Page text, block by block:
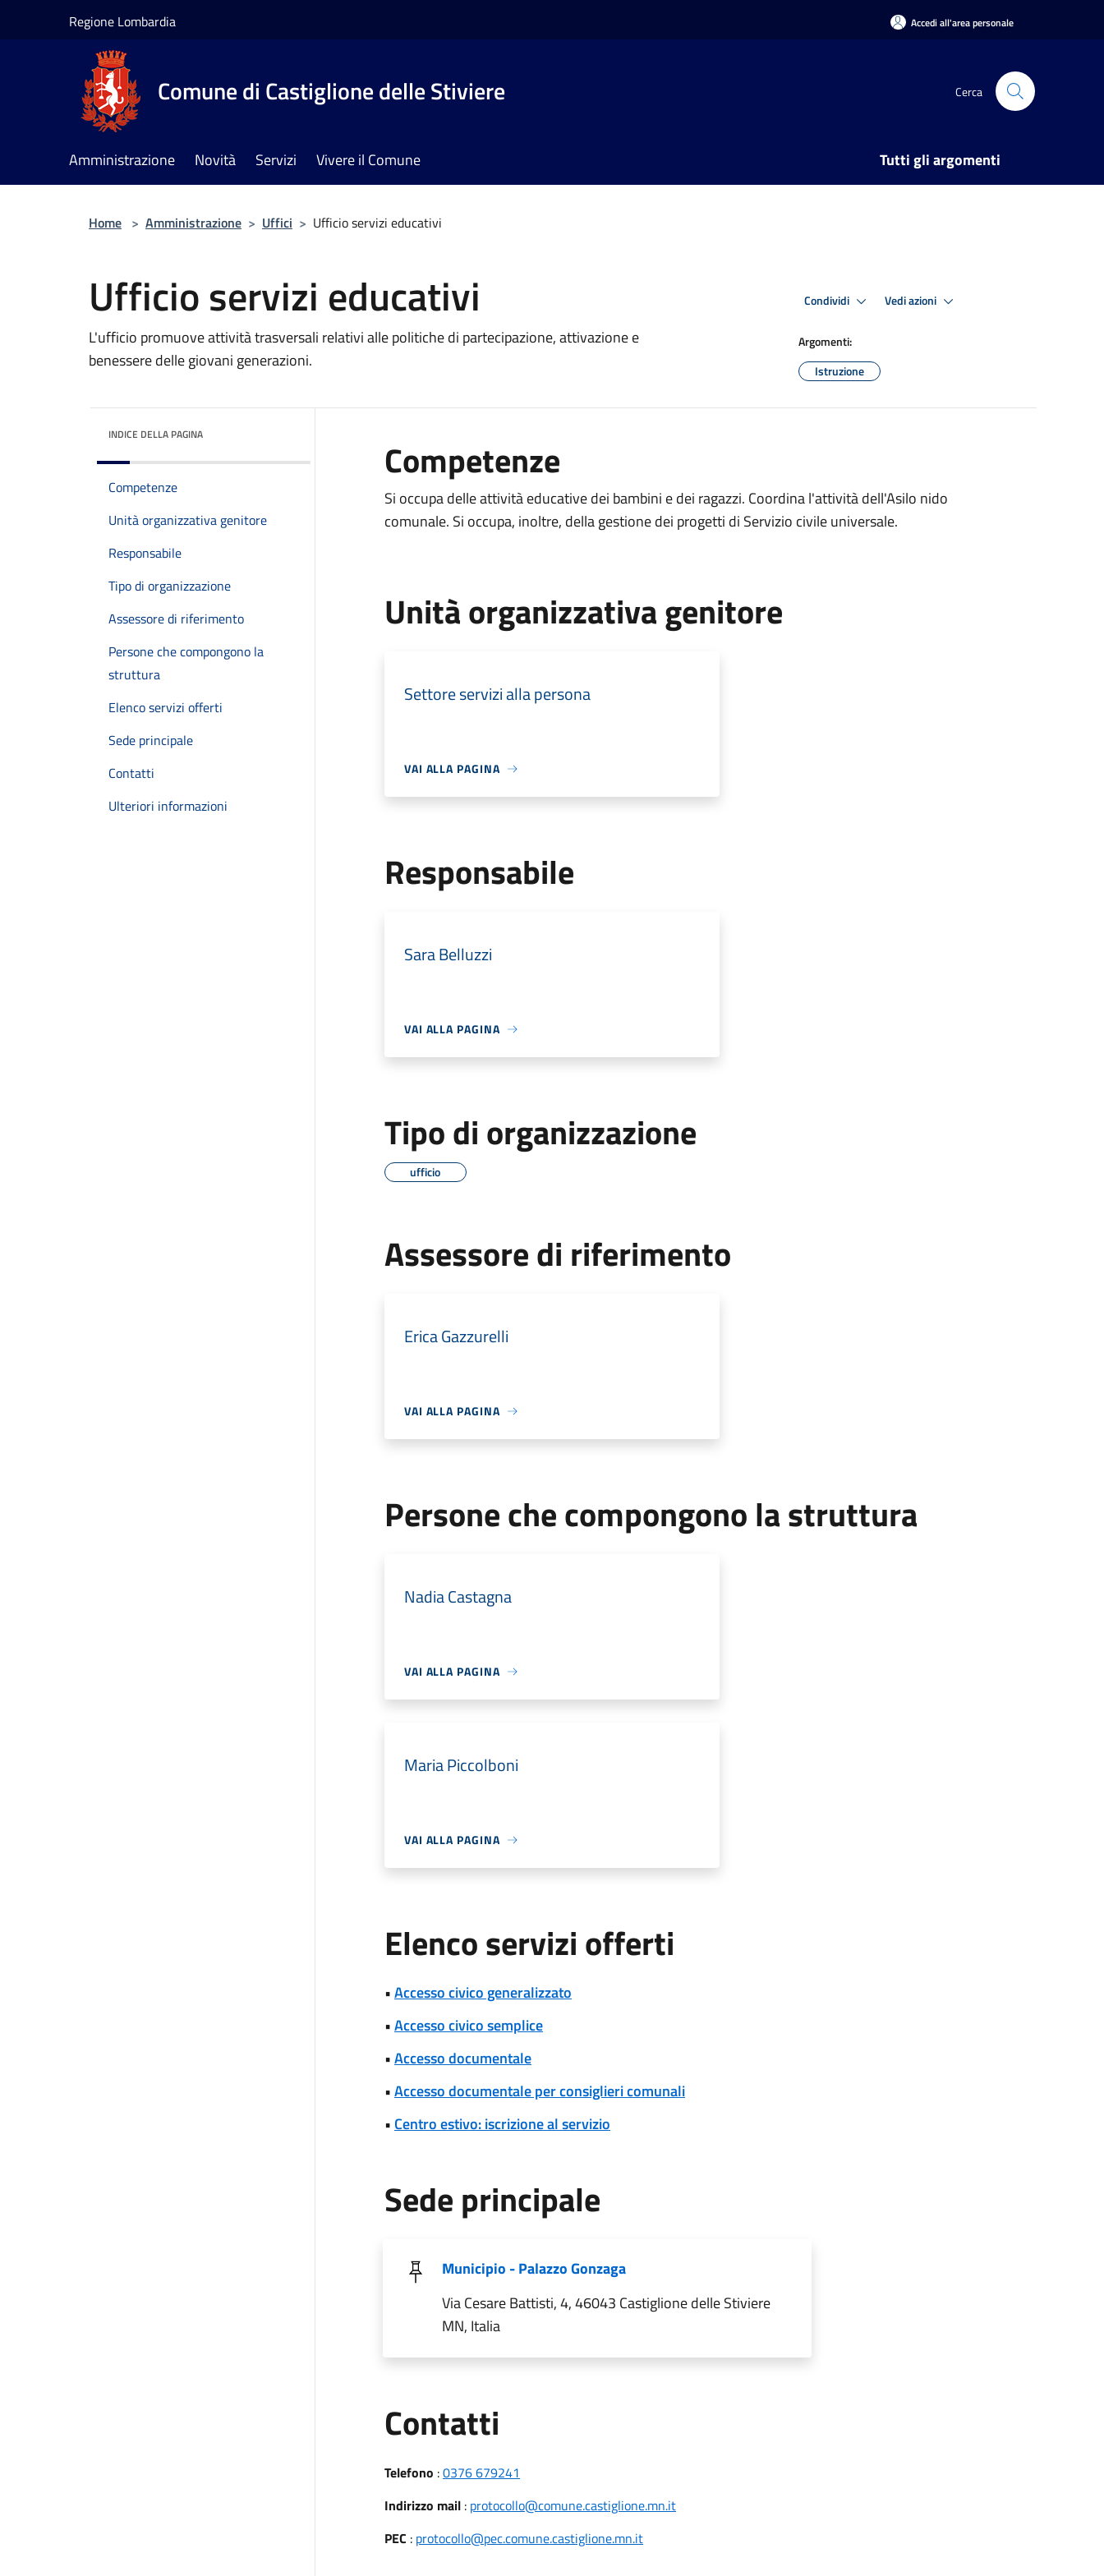
Regione Lombardia Accedi all'area personale
Comune di Castiglione delle Stiviere Cerca
Amministrazione Novità Servizi Vivere il Comune Tutti gli argomenti
Home > Amministrazione > Uffici > Ufficio servizi educativi
Ufficio servizi educativi
L'ufficio promuove attività trasversali relativi alle politiche di partecipazione, attivazione e
benessere delle giovani generazioni.
Condividi Vedi azioni
Argomenti:
Istruzione
INDICE DELLA PAGINA
Competenze
Unità organizzativa genitore
Responsabile
Tipo di organizzazione
Assessore di riferimento
Persone che compongono la
struttura
Elenco servizi offerti
Sede principale
Contatti
Ulteriori informazioni
Competenze
Si occupa delle attività educative dei bambini e dei ragazzi. Coordina l'attività dell'Asilo nido
comunale. Si occupa, inoltre, della gestione dei progetti di Servizio civile universale.
Unità organizzativa genitore
Settore servizi alla persona
VAI ALLA PAGINA
Responsabile
Sara Belluzzi
VAI ALLA PAGINA
Tipo di organizzazione
ufficio
Assessore di riferimento
Erica Gazzurelli
VAI ALLA PAGINA
Persone che compongono la struttura
Nadia Castagna
VAI ALLA PAGINA
Maria Piccolboni
VAI ALLA PAGINA
Elenco servizi offerti
•Accesso civico generalizzato
•Accesso civico semplice
•Accesso documentale
•Accesso documentale per consiglieri comunali
• Centro estivo: iscrizione al servizio
Sede principale
Municipio - Palazzo Gonzaga
Via Cesare Battisti, 4, 46043 Castiglione delle Stiviere
MN, Italia
Contatti
Telefono :0376 679241
Indirizzo mail: protocollo@comune.castiglione.mn.it
PEC : protocollo@pec.comune.castiglione.mn.it